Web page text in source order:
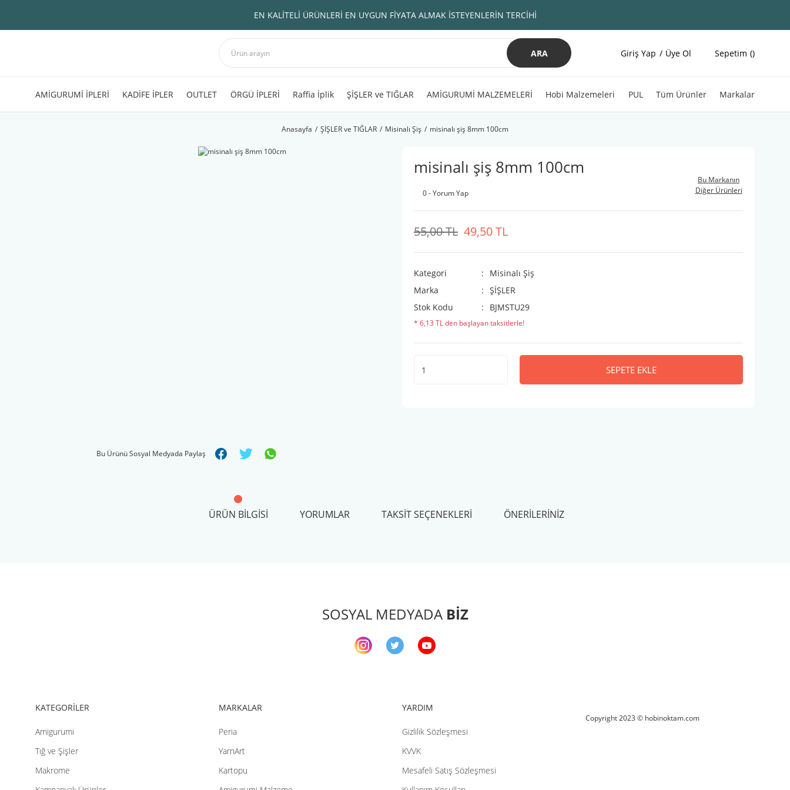
EN KALİTELİ ÜRÜNLERİ EN UYGUN FİYATA ALMAK İSTEYENLERİN TERCİHİ
ARA Giriş Yap Üye Ol Sepetim
AMİGURUMİ İPLERİ KADİFE İPLER OUTLET ÖRGÜ İPLERİ Raffia İplik ŞİŞLER ve TIĞLAR AMİGURUMİ MALZEMELERİ Hobi Malzemeleri PUL Tüm Ürünler Markalar
Anasayfa ŞİŞLER ve TIĞLAR Misinalı Şiş misinalı şiş 8mm 100cm
Bu Ürünü Sosyal Medyada Paylaş
misinalı şiş 8mm 100cm
0 - Yorum Yap
Bu Markanın
Diğer Ürünleri
49,50 TL
55,00 TL
Kategori
Misinalı Şiş
Marka
ŞİŞLER
Stok Kodu
BJMSTU29
* 6,13 TL den başlayan taksitlerle!
SEPETE EKLE
ÜRÜN BILGISI YORUMLAR TAKSIT SEÇENEKLERI ÖNERILERINIZ
Gönder
SOSYAL MEDYADA BİZ
KATEGORİLER
Amigurumi
Tığ ve Şişler
Makrome
MARKALAR
Peria
YarnArt
Kartopu
YARDIM
Gizlilik Sözleşmesi
KVVK
Mesafeli Satış Sözleşmesi
Copyright 2023 © hobinoktam.com